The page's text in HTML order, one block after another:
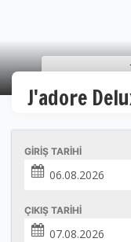
J'adore
GIRIŞ TARIHI
ÇIKIŞ TARIHI